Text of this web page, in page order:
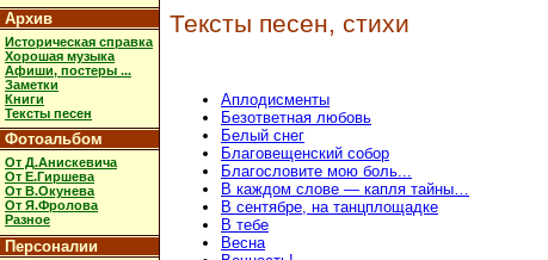
Архив
Историческая справка
Хорошая музыка
Афиши, постеры ...
Заметки
Книги
Тексты песен
Фотоальбом
От Д.Анискевича
От Е.Гиршева
От В.Окунева
От Я.Фролова
Разное
Персоналии
Тексты песен, стихи
Аплодисменты
Безответная любовь
Белый снег
Благовещенский собор
Благословите мою боль...
В каждом слове — капля тайны…
В сентябре, на танцплощадке
В тебе
Весна